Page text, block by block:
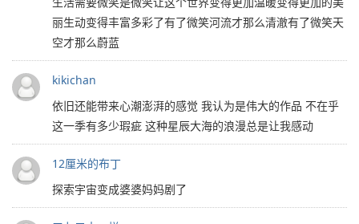
丽生动变得丰富多彩了有了微笑河流才那么清澈有了微笑天
空才那么蔚蓝
kikichan
依旧还能带来心潮澎湃的感觉 我认为是伟大的作品 不在乎
这一季有多少瑕疵 这种星辰大海的浪漫总是让我感动
12厘米的布丁
探索宇宙变成婆婆妈妈剧了